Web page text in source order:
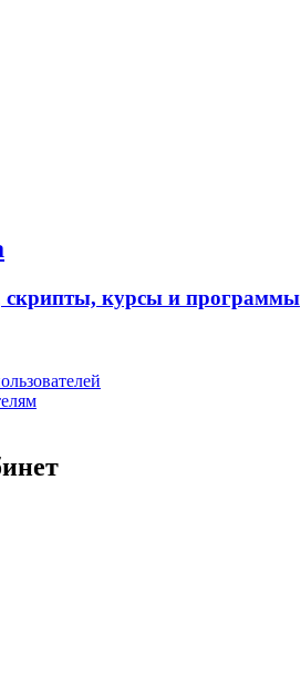
скрипты, курсы и программы